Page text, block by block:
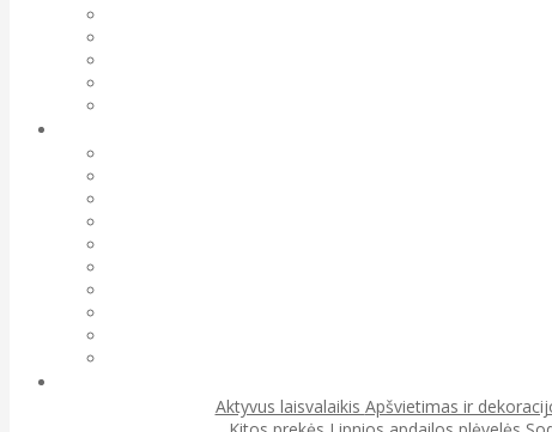
Aktyvus laisvalaikis Apšvietimas ir